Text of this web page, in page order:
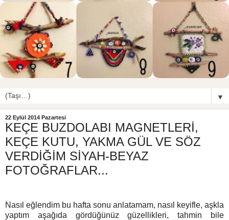
▼
22 Eylül 2014 Pazartesi
KEÇE BUZDOLABI MAGNETLERİ,
KEÇE KUTU, YAKMA GÜL VE SÖZ
VERDİĞİM SİYAH-BEYAZ
FOTOĞRAFLAR...
Nasıl eğlendim bu hafta sonu anlatamam, nasıl keyifle, aşkla
yaptım aşağıda gördüğünüz güzellikleri, tahmin bile